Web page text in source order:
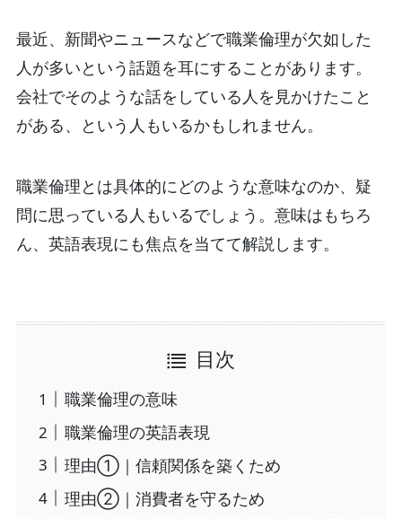
最近、新聞やニュースなどで職業倫理が欠如した
人が多いという話題を耳にすることがあります。
会社でそのような話をしている人を見かけたこと
がある、という人もいるかもしれません。
職業倫理とは具体的にどのような意味なのか、疑
問に思っている人もいるでしょう。意味はもちろ
ん、英語表現にも焦点を当てて解説します。
目次
職業倫理の意味
職業倫理の英語表現
理由①｜信頼関係を築くため
理由②｜消費者を守るため